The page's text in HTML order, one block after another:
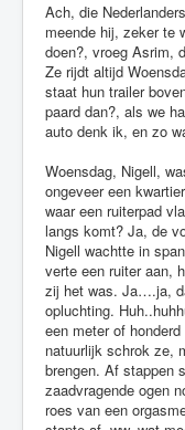
Ach, die
meende hij, zeker te
doen?, vroeg Asrim,
Ze rijdt altijd
staat hun trailer
paard dan?, als we
auto denk ik, en zo
Woensdag, Nigell,
ongeveer een
waar een ruiterpad
langs komt? Ja, de
Nigell wachtte in
verte een ruiter aan,
zij het was. Ja….ja,
opluchting.
een meter of
natuurlijk schrok ze,
brengen. Af stappen
zaadvragende ogen
roes van een